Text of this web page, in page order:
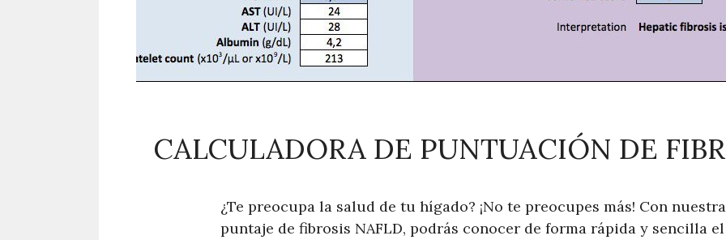
CALCULADORA DE PUNTUACIÓN DE
¿Te preocupa la salud de tu hígado? ¡No te preocupes más! Con
puntaje de fibrosis NAFLD, podrás conocer de forma rápida y sencilla